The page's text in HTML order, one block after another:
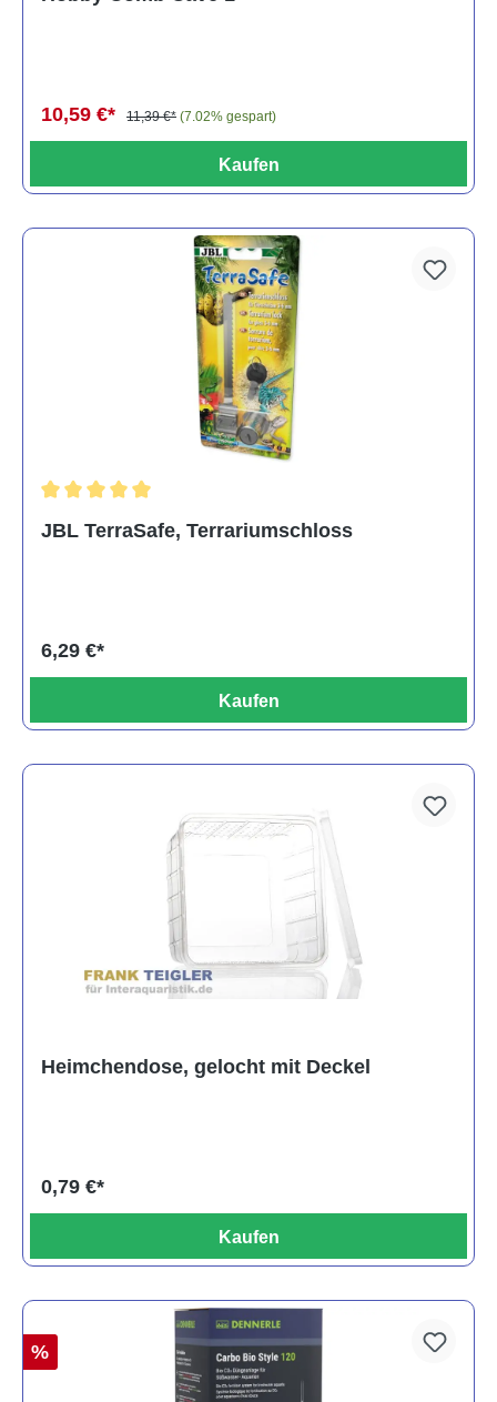
10,59 €* 11,39 €* (7.02% gespart)
Kaufen
JBL TerraSafe, Terrariumschloss
6,29 €*
Kaufen
Heimchendose, gelocht mit Deckel
0,79 €*
Kaufen
%